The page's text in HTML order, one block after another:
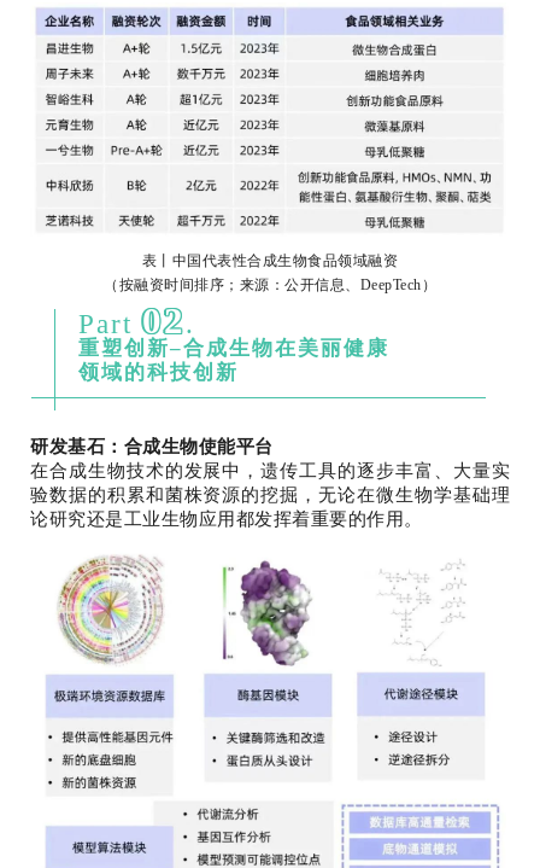
表丨中国代表性合成生物食品领域融资
（按融资时间排序；来源：公开信息、DeepTech）
Part 02.
重塑创新–合成生物在美丽健康
领域的科技创新
研发基石：合成生物使能平台
在合成生物技术的发展中，遗传工具的逐步丰富、大量实
验数据的积累和菌株资源的挖掘，无论在微生物学基础理
论研究还是工业生物应用都发挥着重要的作用。